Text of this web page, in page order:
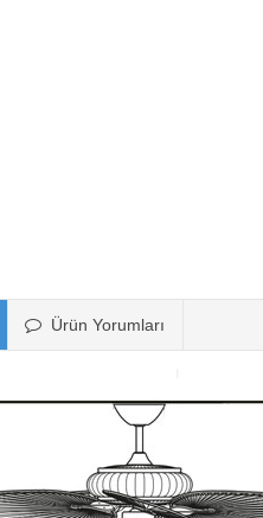
Ürün Yorumları